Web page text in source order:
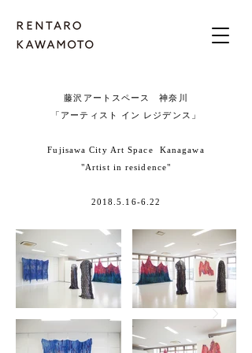
藤沢アートスペース 神奈川
「アーティスト イン レジデンス」
Fujisawa City Art Space Kanagawa
"Artist in residence"
2018.5.16-6.22